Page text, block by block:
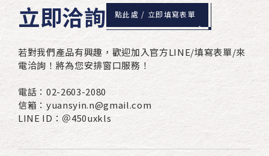
立即洽詢 點此處 / 立即填寫表單
若對我們產品有興趣，歡迎加入官方LINE/填寫表單/來
電洽詢！將為您安排窗口服務！
電話：02-2603-2080
信箱：yuansyin.n@gmail.com
LINE ID：＠450uxkls